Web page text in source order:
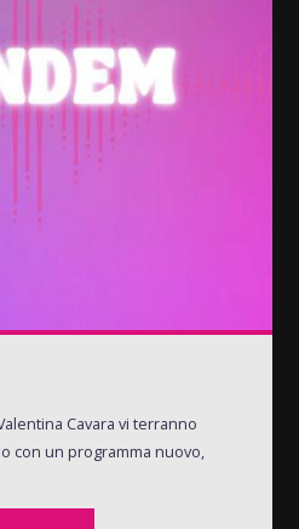
Cavara vi terranno
con un programma nuovo,